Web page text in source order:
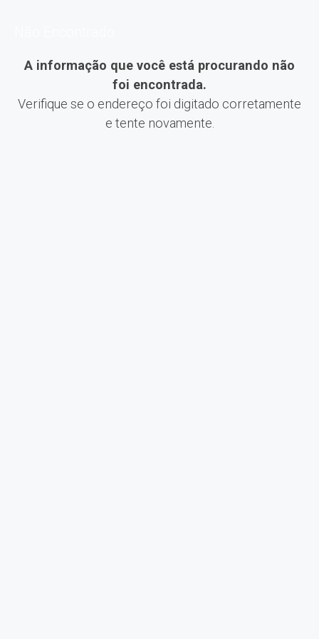
A informação que você está procurando não
foi encontrada.
Verifique se o endereço foi digitado corretamente
e tente novamente.